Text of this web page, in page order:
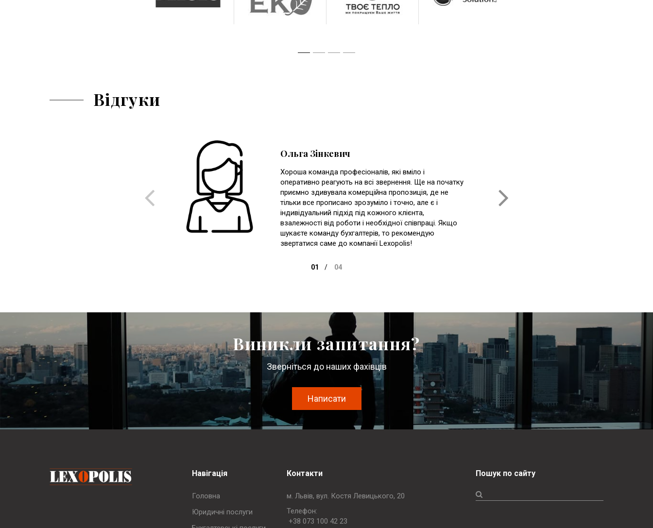
Відгуки
Ольга Зінкевич
Хороша команда професіоналів, які вміло і
оперативно реагують на всі звернення. Ще на початку
приємно здивувала комерційна пропозиція, де не
тільки все прописано зрозуміло і точно, але є і
індивідуальний підхід під кожного клієнта,
взалежності від роботи і необхідної співпраці. Якщо
шукаєте команду бухгалтерів, то рекомендую
звертатися саме до компанії Lexopolis!
Виникли запитання?
Зверніться до наших фахівців
Написати
Навігація
Головна
Юридичні послуги
Контакти
м. Львів, вул. Костя Левицького, 20
Телефон:
+38 073 100 42 23
Пошук по сайту